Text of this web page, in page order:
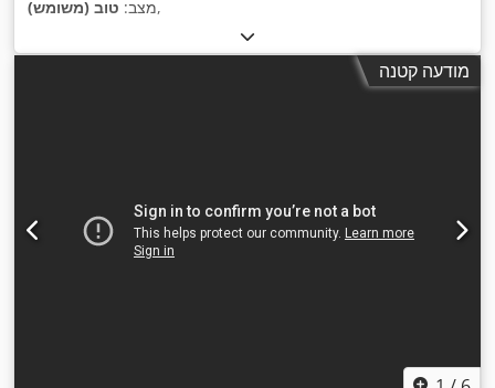
מצב: טוב (משומש) ,
מודעה קטנה